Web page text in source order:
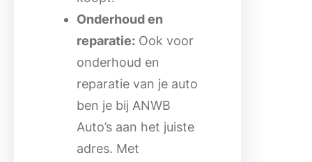
Onderhoud en
reparatie: Ook voor
onderhoud en
reparatie van je auto
ben je bij ANWB
Auto’s aan het juiste
adres. Met